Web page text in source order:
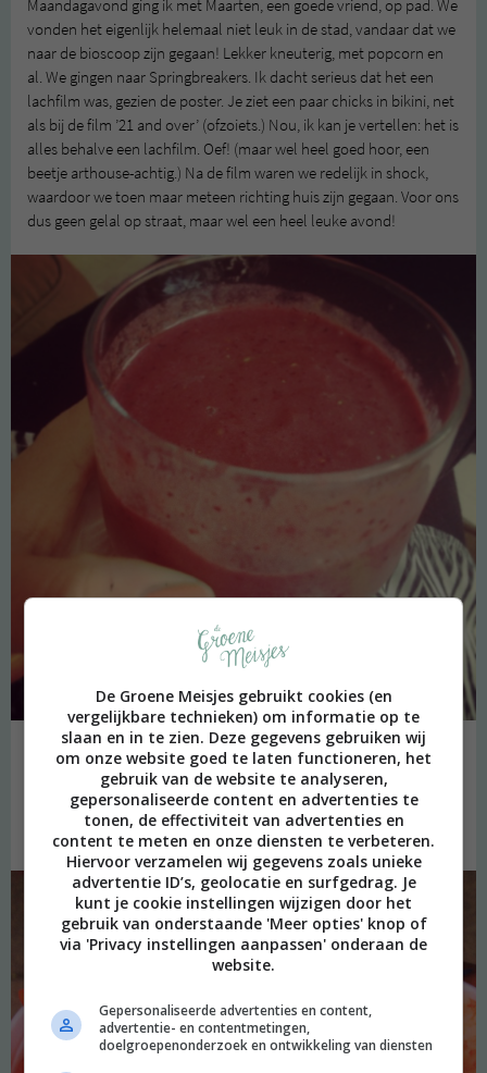
Maandagavond ging ik met Maarten, een goede vriend, op pad. We
vonden het eigenlijk helemaal niet leuk in de stad, vandaar dat we
naar de bioscoop zijn gegaan! Lekker kneuterig, met popcorn en
al. We gingen naar Springbreakers. Ik dacht serieus dat het een
lachfilm was, gezien de poster. Je ziet een paar chicks in bikini, net
als bij de film ’21 and over’ (ofzoiets.) Nou, ik kan je vertellen: het is
alles behalve een lachfilm. Oef! (maar wel heel goed hoor, een
beetje arthouse-achtig.) Na de film waren we redelijk in shock,
waardoor we toen maar meteen richting huis zijn gegaan. Voor ons
dus geen gelal op straat, maar wel een heel leuke avond!
De volgende dag begon ik de dag met een powersmoothie:
banaan, rood fruit en raw cacao. Hoppa! Laat Koninginnedag maar
beginnen! Het werd een heerlijke dag, met vrijmarkten (waar we
helaas niks leuks gevonden hebben,) chai-lattes op het terras…
De Groene Meisjes gebruikt cookies (en
vergelijkbare technieken) om informatie op te
slaan en in te zien. Deze gegevens gebruiken wij
om onze website goed te laten functioneren, het
gebruik van de website te analyseren,
gepersonaliseerde content en advertenties te
tonen, de effectiviteit van advertenties en
content te meten en onze diensten te verbeteren.
Hiervoor verzamelen wij gegevens zoals unieke
advertentie ID’s, geolocatie en surfgedrag. Je
kunt je cookie instellingen wijzigen door het
gebruik van onderstaande 'Meer opties' knop of
via 'Privacy instellingen aanpassen' onderaan de
website.
Gepersonaliseerde advertenties en content,
advertentie- en contentmetingen,
doelgroepenonderzoek en ontwikkeling van diensten